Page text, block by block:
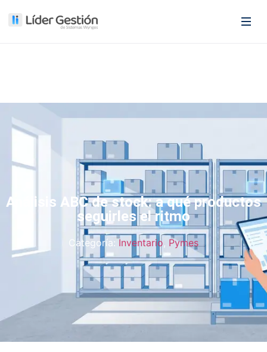
Análisis ABC de stock: a qué productos
seguirles el ritmo
Categoría: Inventario, Pymes